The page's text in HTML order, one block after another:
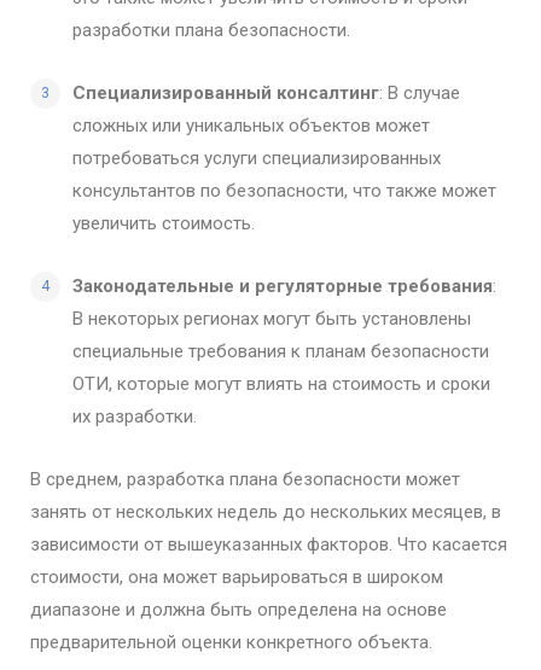
разработки плана безопасности.
Специализированный консалтинг: В случае
сложных или уникальных объектов может
потребоваться услуги специализированных
консультантов по безопасности, что также может
увеличить стоимость.
Законодательные и регуляторные требования:
В некоторых регионах могут быть установлены
специальные требования к планам безопасности
ОТИ, которые могут влиять на стоимость и сроки
их разработки.
В среднем, разработка плана безопасности может
занять от нескольких недель до нескольких месяцев, в
зависимости от вышеуказанных факторов. Что касается
стоимости, она может варьироваться в широком
диапазоне и должна быть определена на основе
предварительной оценки конкретного объекта.